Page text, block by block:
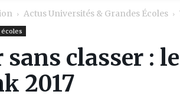
Actus Universités & Grandes Écoles
classer :
2017